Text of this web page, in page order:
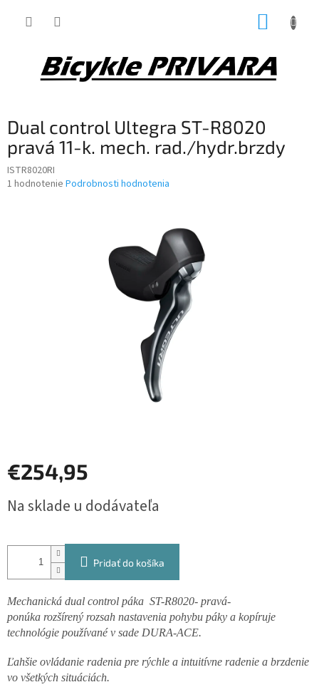
Dual control Ultegra ST-R8020
pravá 11-k. mech. rad./hydr.brzdy
ISTR8020RI
Priemerné
1 hodnotenie Podrobnosti hodnotenia
€254,95
cena:
Na sklade u dodávateľa
Pridať do košíka
Mechanická dual control páka ST-R8020- pravá-
ponúka rozšírený rozsah nastavenia pohybu páky a kopíruje
technológie používané v sade DURA-ACE.
Ľahšie ovládanie radenia pre rýchle a intuitívne radenie a brzdenie
vo všetkých situáciách.